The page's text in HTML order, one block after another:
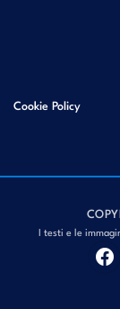
Cookie Policy
I testi e le